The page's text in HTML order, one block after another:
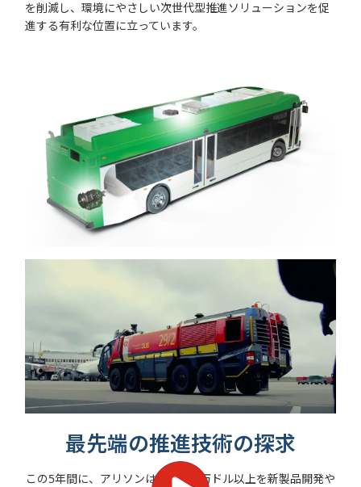
を削減し、環境にやさしい次世代型推進ソリューションを促
進する有利な位置に立っています。
最先端の推進技術の探求
この5年間に、アリソンは5億5000万ドル以上を新製品開発や